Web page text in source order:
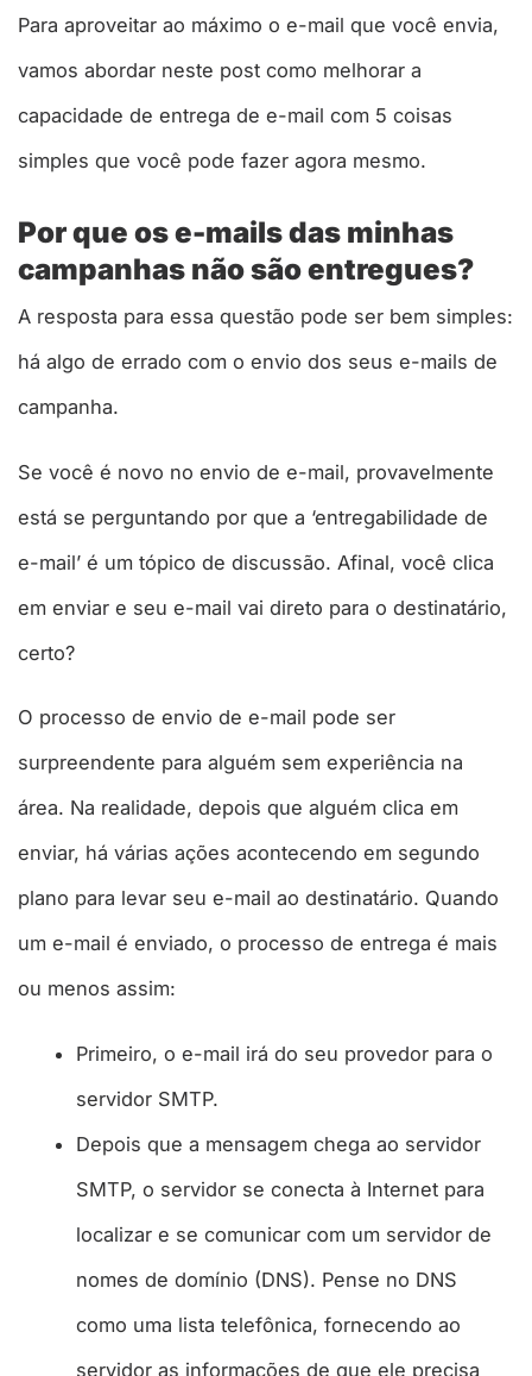
Para aproveitar ao máximo o e-mail que você envia,
vamos abordar neste post como melhorar a
capacidade de entrega de e-mail com 5 coisas
simples que você pode fazer agora mesmo.
Por que os e-mails das minhas
campanhas não são entregues?
A resposta para essa questão pode ser bem simples:
há algo de errado com o envio dos seus e-mails de
campanha.
Se você é novo no envio de e-mail, provavelmente
está se perguntando por que a ‘entregabilidade de
e-mail’ é um tópico de discussão. Afinal, você clica
em enviar e seu e-mail vai direto para o destinatário,
certo?
O processo de envio de e-mail pode ser
surpreendente para alguém sem experiência na
área. Na realidade, depois que alguém clica em
enviar, há várias ações acontecendo em segundo
plano para levar seu e-mail ao destinatário. Quando
um e-mail é enviado, o processo de entrega é mais
ou menos assim:
Primeiro, o e-mail irá do seu provedor para o
servidor SMTP.
Depois que a mensagem chega ao servidor
SMTP, o servidor se conecta à Internet para
localizar e se comunicar com um servidor de
nomes de domínio (DNS). Pense no DNS
como uma lista telefônica, fornecendo ao
servidor as informações de que ele precisa